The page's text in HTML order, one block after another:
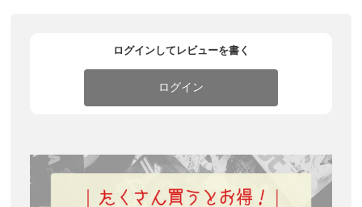
ログインしてレビューを書く
ログイン